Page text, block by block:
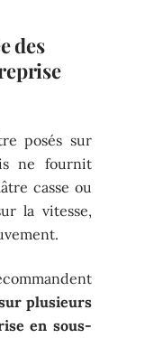
des
posés sur
ne fournit
casse ou
la vitesse,
plusieurs
en sous-